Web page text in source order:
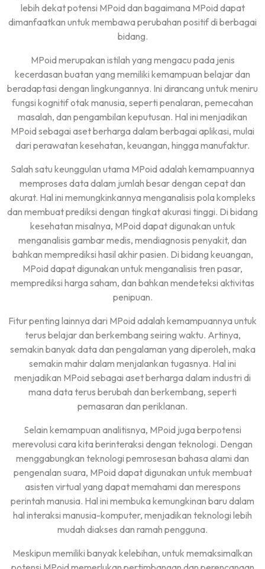
lebih dekat potensi MPoid dan bagaimana MPoid dapat
dimanfaatkan untuk membawa perubahan positif di berbagai
bidang.
MPoid merupakan istilah yang mengacu pada jenis
kecerdasan buatan yang memiliki kemampuan belajar dan
beradaptasi dengan lingkungannya. Ini dirancang untuk meniru
fungsi kognitif otak manusia, seperti penalaran, pemecahan
masalah, dan pengambilan keputusan. Hal ini menjadikan
MPoid sebagai aset berharga dalam berbagai aplikasi, mulai
dari perawatan kesehatan, keuangan, hingga manufaktur.
Salah satu keunggulan utama MPoid adalah kemampuannya
memproses data dalam jumlah besar dengan cepat dan
akurat. Hal ini memungkinkannya menganalisis pola kompleks
dan membuat prediksi dengan tingkat akurasi tinggi. Di bidang
kesehatan misalnya, MPoid dapat digunakan untuk
menganalisis gambar medis, mendiagnosis penyakit, dan
bahkan memprediksi hasil akhir pasien. Di bidang keuangan,
MPoid dapat digunakan untuk menganalisis tren pasar,
memprediksi harga saham, dan bahkan mendeteksi aktivitas
penipuan.
Fitur penting lainnya dari MPoid adalah kemampuannya untuk
terus belajar dan berkembang seiring waktu. Artinya,
semakin banyak data dan pengalaman yang diperoleh, maka
semakin mahir dalam menjalankan tugasnya. Hal ini
menjadikan MPoid sebagai aset berharga dalam industri di
mana data terus berubah dan berkembang, seperti
pemasaran dan periklanan.
Selain kemampuan analitisnya, MPoid juga berpotensi
merevolusi cara kita berinteraksi dengan teknologi. Dengan
menggabungkan teknologi pemrosesan bahasa alami dan
pengenalan suara, MPoid dapat digunakan untuk membuat
asisten virtual yang dapat memahami dan merespons
perintah manusia. Hal ini membuka kemungkinan baru dalam
hal interaksi manusia-komputer, menjadikan teknologi lebih
mudah diakses dan ramah pengguna.
Meskipun memiliki banyak kelebihan, untuk memaksimalkan